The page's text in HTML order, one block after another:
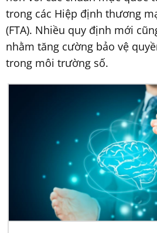
trong các Hiệp định thương
(FTA). Nhiều quy định mới
nhằm tăng cường bảo vệ
trong môi trường số.